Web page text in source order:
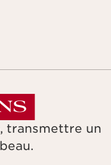
transmettre un